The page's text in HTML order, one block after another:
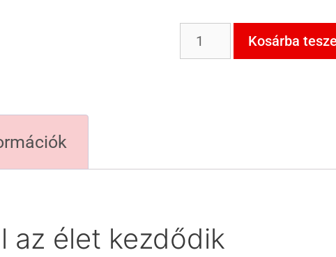
Kosárba
az élet kezdődik